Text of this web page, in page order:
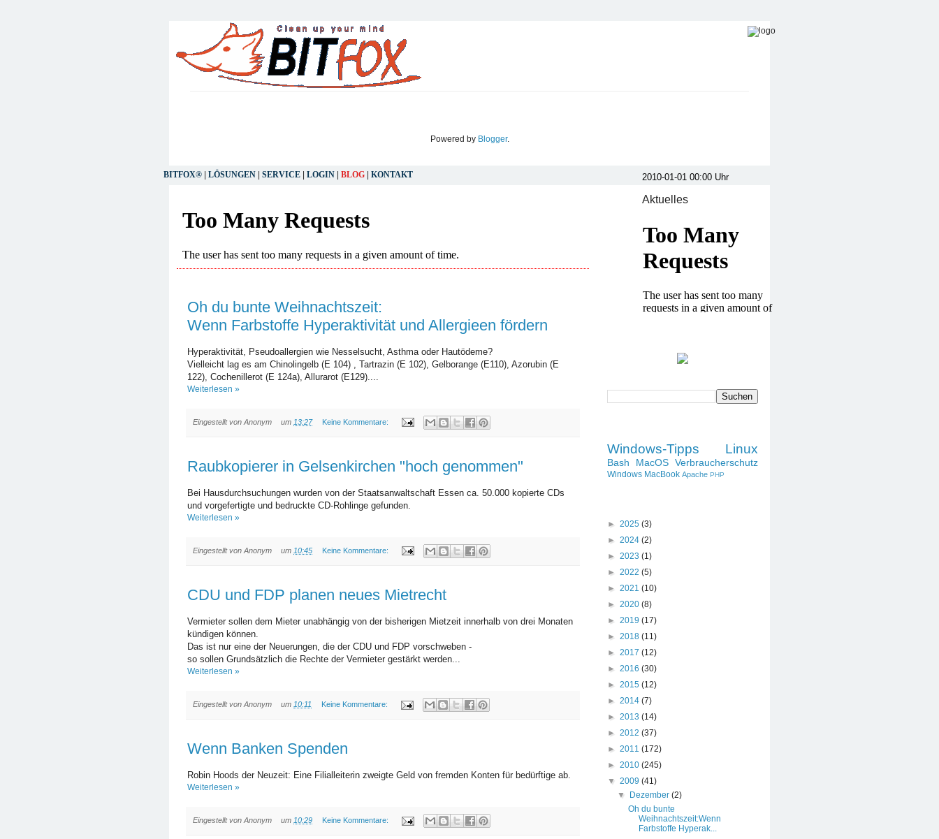
BITFOX® LÖSUNGEN SERVICE LOGIN BLOG KONTAKT
Oh du bunte Weihnachtszeit:
Wenn Farbstoffe Hyperaktivität und Allergieen fördern
Hyperaktivität, Pseudoallergien wie Nesselsucht, Asthma oder Hautödeme?
Vielleicht lag es am Chinolingelb (E 104) , Tartrazin (E 102), Gelborange (E110), Azorubin (E
122), Cochenillerot (E 124a), Allurarot (E129)....
Weiterlesen »
Eingestellt von Anonym um 13:27 Keine Kommentare:
Raubkopierer in Gelsenkirchen "hoch genommen"
Bei Hausdurchsuchungen wurden von der Staatsanwaltschaft Essen ca. 50.000 kopierte CDs
und vorgefertigte und bedruckte CD-Rohlinge gefunden.
Weiterlesen »
Eingestellt von Anonym um 10:45 Keine Kommentare:
CDU und FDP planen neues Mietrecht
Vermieter sollen dem Mieter unabhängig von der bisherigen Mietzeit innerhalb von drei Monaten
kündigen können.
Das ist nur eine der Neuerungen, die der CDU und FDP vorschweben -
so sollen Grundsätzlich die Rechte der Vermieter gestärkt werden...
Weiterlesen »
Eingestellt von Anonym um 10:11 Keine Kommentare:
Wenn Banken Spenden
Robin Hoods der Neuzeit: Eine Filialleiterin zweigte Geld von fremden Konten für bedürftige ab.
Weiterlesen »
Eingestellt von Anonym um 10:29 Keine Kommentare:
Windows-Tipps Linux
Bash MacOS Verbraucherschutz
Windows MacBook Apache PHP
► 2025 (3)
► 2024 (2)
► 2023 (1)
► 2022 (5)
► 2021 (10)
► 2020 (8)
► 2019 (17)
► 2018 (11)
► 2017 (12)
► 2016 (30)
► 2015 (12)
► 2014 (7)
► 2013 (14)
► 2012 (37)
► 2011 (172)
► 2010 (245)
▼ 2009 (41)
▼
Dezember(2)
Oh du bunte
Weihnachtszeit:Wenn
Farbstoffe Hyperak...
Aktuelles
Powered by Blogger.